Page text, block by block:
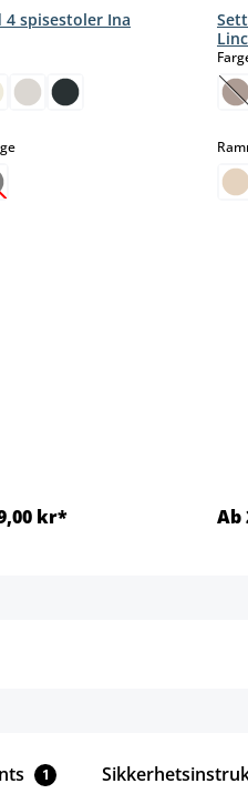
ikke tilgjengelig.)
4 spisestoler Ina
select
alternativet er foreløpig ikke
kr* Ab
1